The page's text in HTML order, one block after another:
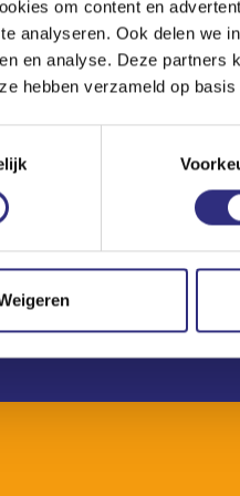
om content en
analyseren. Ook delen we
en analyse. Deze partners
hebben verzameld op